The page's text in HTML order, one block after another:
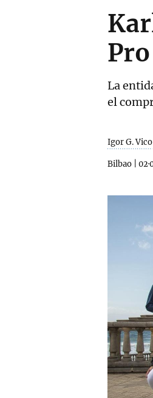
La
el
Igor G. Vico
Bilbao